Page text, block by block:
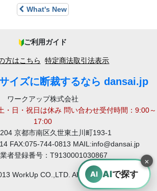
What's New
ご利用ガイド
方はこちら 特定商法取引法表示
イズに断裁するなら dansai.jp
ワークアップ株式会社
日・祝日は休み 問い合わせ受付時間：9:00～
17:00
京都市南区久世東土川町193-1
FAX:075-744-0813 MAIL:info@dansai.jp
者登録番号：T9130001030867
WorkUp CO.,LTD. All rights reserved.
AI AIで探す
×